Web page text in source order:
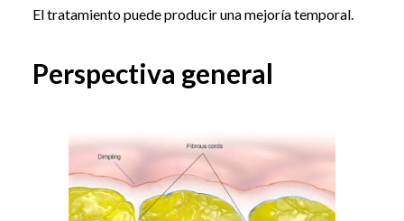
El tratamiento puede producir una mejoría temporal.
Perspectiva general